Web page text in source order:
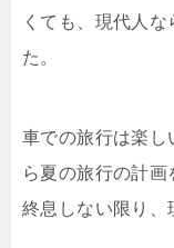
くても、現代人
た。
車での旅行は楽し
ら夏の旅行の計
終息しない限り、